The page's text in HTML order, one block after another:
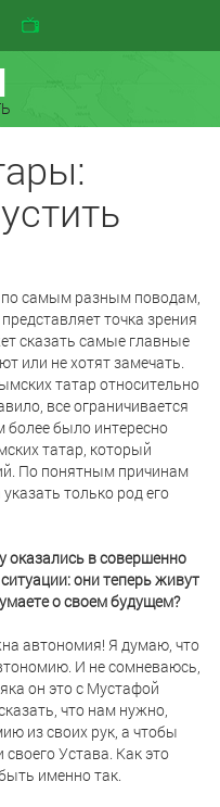
самым разным поводам,
точка зрения
сказать самые главные
или не хотят замечать.
татар относительно
все ограничивается
более было интересно
татар, который
По понятным причинам
только род его
оказались в совершенно
они теперь живут
о своем будущем?
автономия! Я думаю, что
И не сомневаюсь,
он это с Мустафой
что нам нужно,
из своих рук, а чтобы
Устава. Как это
именно так.